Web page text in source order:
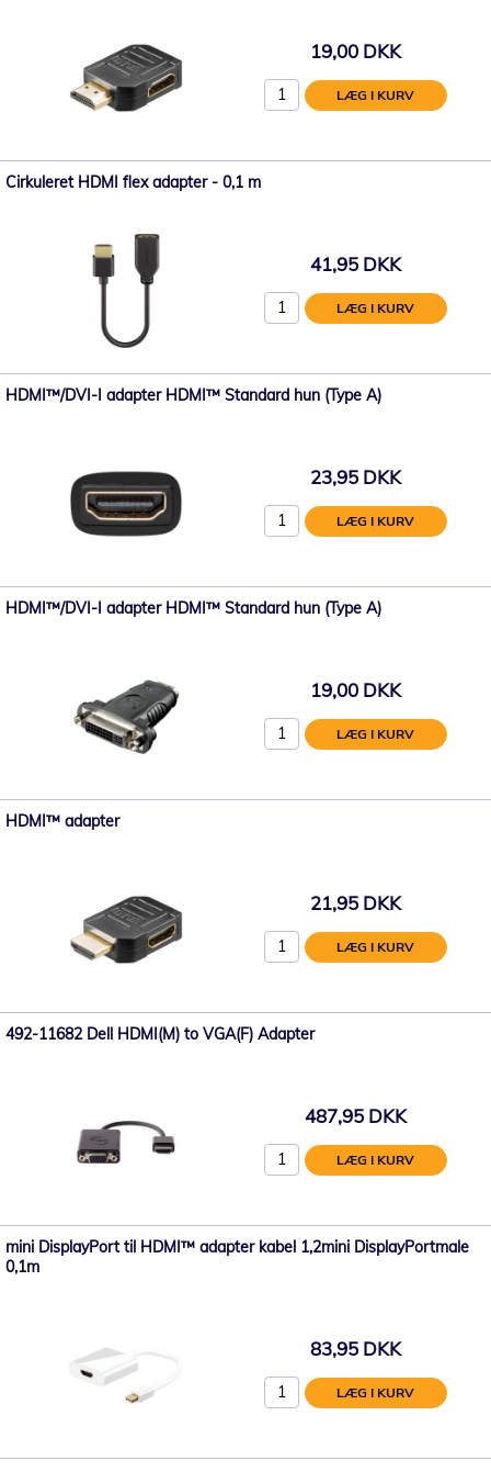
19,00 DKK
LÆG I KURV
Cirkuleret HDMI flex adapter - 0,1 m
41,95 DKK
LÆG I KURV
HDMI™/DVI-I adapter HDMI™ Standard hun (Type A)
23,95 DKK
LÆG I KURV
HDMI™/DVI-I adapter HDMI™ Standard hun (Type A)
19,00 DKK
LÆG I KURV
HDMI™ adapter
21,95 DKK
LÆG I KURV
492-11682 Dell HDMI(M) to VGA(F) Adapter
487,95 DKK
LÆG I KURV
mini DisplayPort til HDMI™ adapter kabel 1,2mini DisplayPortmale
0,1m
83,95 DKK
LÆG I KURV